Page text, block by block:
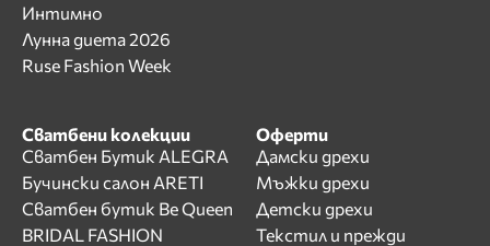
Интимно
Лунна диета 2026
Ruse Fashion Week
Сватбени колекции
Сватбен Бутик ALEGRA
Бучински салон ARETI
Сватбен бутик Be Queen
BRIDAL FASHION
Оферти
Дамски дрехи
Мъжки дрехи
Детски дрехи
Текстил и прежди